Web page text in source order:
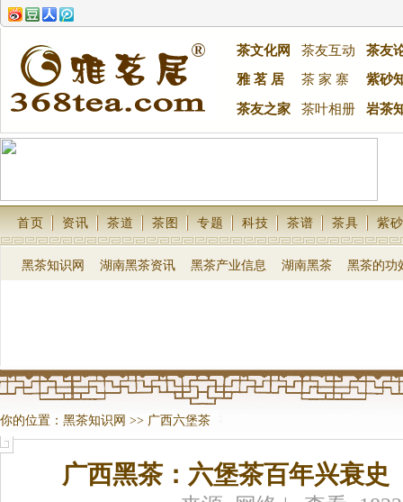
茶文化网 茶友互动
茶友
雅 茗 居
茶 家 寨 紫砂
茶友之家 茶叶相册 岩茶
首页 资讯 茶道 茶图 专题 科技 茶谱 茶具 紫砂
黑茶知识网 湖南黑茶资讯 黑茶产业信息 湖南黑茶 黑茶的功
你的位置： 黑茶知识网 >> 广西六堡茶
广西黑茶：六堡茶百年兴衰史